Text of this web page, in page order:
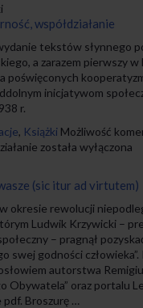
współdziałanie
tekstów słynnego
a zarazem pierwszy
inicjatywom
r.
, Książki Możliwość
została wyłączona
(sic itur ad virtutem)
okresie rewolucji
Ludwik Krzywicki –
– pragnął
swej godności człowieka”.
autorstwa
Obywatela” oraz portalu
pdf. Broszurę …